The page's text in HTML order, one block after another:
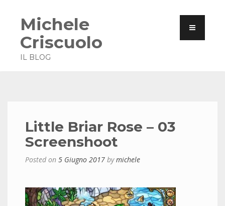
Michele
Criscuolo
IL BLOG
Little Briar Rose – 03
Screenshoot
Posted on 5 Giugno 2017 bymichele